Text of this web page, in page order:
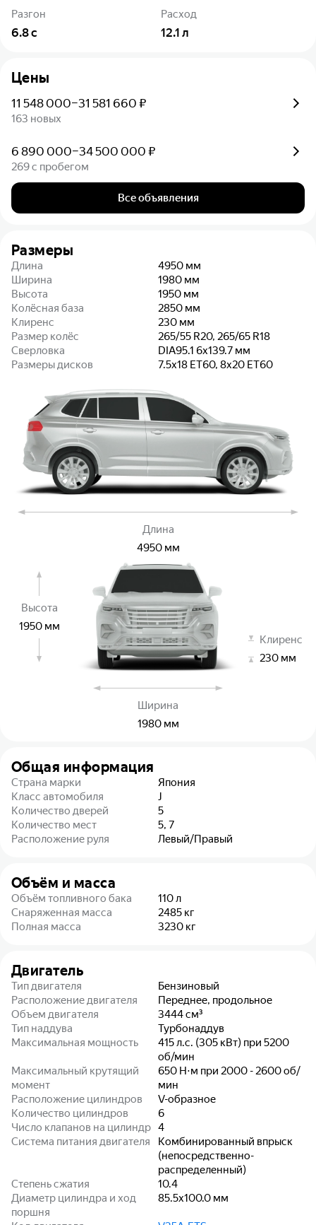
Разгон
6.8с
Расход
12.1 л
Цены
11 548 000–31 581 660 ₽
163 новых
6 890 000–34 500 000 ₽
269 с пробегом
Все объявления
Размеры
Длина 4950 мм
Ширина
1980 мм
Высота
1950 мм
Колёсная база
2850 мм
Клиренс
230 мм
Размер колёс
265/55 R20, 265/65 R18
Сверловка
DIA95.1 6x139.7 мм
Размеры дисков
7.5x18 ET60, 8x20 ET60
Высота
1950 мм
Клиренс
230 мм
Длина
4950 мм
Ширина
1980 мм
Общая информация
Страна марки
Япония
Класс автомобиля
J
Количество дверей
5
Количество мест
5, 7
Расположение руля
Левый/Правый
Объём и масса
Объём топливного бака 110л
Снаряженная масса
2485 кг
Полная масса
3230 кг
Двигатель
Тип двигателя
Бензиновый
Расположение двигателя
Переднее, продольное
Объем двигателя
3444см³
Тип наддува
Турбонаддув
Максимальная мощность
415 л.с. (305 кВт) при 5200
об/мин
Максимальный крутящий
момент
650 Н⋅м при 2000 - 2600 об/
мин
Расположение цилиндров
V-образное
Количество цилиндров
6
Число клапанов на цилиндр 4
Система питания двигателя
Комбинированный впрыск
(непосредственно-
распределенный)
Степень сжатия
10.4
Диаметр цилиндра и ход
поршня
85.5x100.0 мм